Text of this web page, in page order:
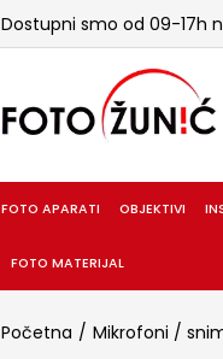
Dostupni smo od 09-17h
FOTO APARATI OBJEKTIVI
FOTO MATERIJAL
Početna Mikrofoni /